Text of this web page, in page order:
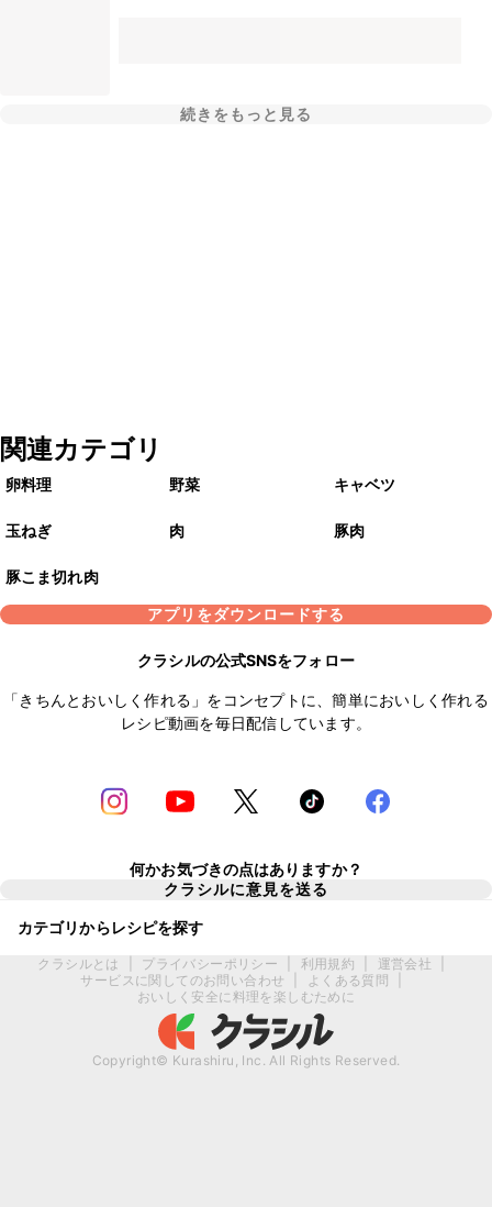
続きをもっと見る
関連カテゴリ
卵料理 野菜 キャベツ
玉ねぎ 肉 豚肉
豚こま切れ肉
アプリをダウンロードする
クラシルの公式SNSをフォロー
「きちんとおいしく作れる」をコンセプトに、簡単においしく作れる
レシピ動画を毎日配信しています。
何かお気づきの点はありますか？
クラシルに意見を送る
カテゴリからレシピを探す
クラシルとは プライバシーポリシー 利用規約 運営会社
サービスに関してのお問い合わせ
よくある質問
おいしく安全に料理を楽しむために
Copyright© Kurashiru, Inc. All Rights Reserved.